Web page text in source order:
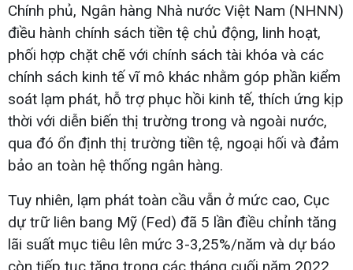
Chính phủ, Ngân hàng Nhà nước Việt Nam (NHNN)
điều hành chính sách tiền tệ chủ động, linh hoạt,
phối hợp chặt chẽ với chính sách tài khóa và các
chính sách kinh tế vĩ mô khác nhằm góp phần kiểm
soát lạm phát, hỗ trợ phục hồi kinh tế, thích ứng kịp
thời với diễn biến thị trường trong và ngoài nước,
qua đó ổn định thị trường tiền tệ, ngoại hối và đảm
bảo an toàn hệ thống ngân hàng.
Tuy nhiên, lạm phát toàn cầu vẫn ở mức cao, Cục
dự trữ liên bang Mỹ (Fed) đã 5 lần điều chỉnh tăng
lãi suất mục tiêu lên mức 3-3,25%/năm và dự báo
còn tiếp tục tăng trong các tháng cuối năm 2022